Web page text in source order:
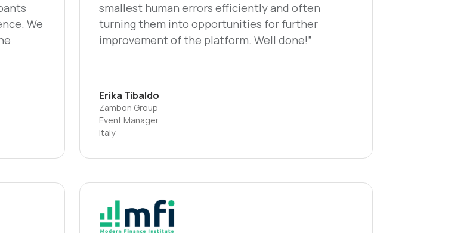
We
smallest human errors efficiently and often
turning them into opportunities for further
improvement of the platform. Well done!”
Erika Tibaldo
Zambon Group
Event Manager
Italy